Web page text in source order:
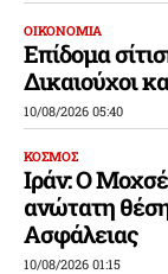
ΟΙΚΟΝΟΜΙΑ
Επίδομα
Δικαιούχοι
10/08/2026 05:40
ΚΟΣΜΟΣ
Ιράν: Ο
ανώτατη
Ασφάλειας
10/08/2026 01:15